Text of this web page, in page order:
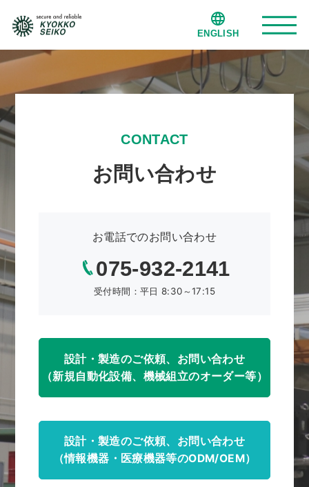
ENGLISH
旭光精工について
納入・製造実績
採用情報 / 社員紹介
サイトマップ
CONTACT
お問い合わせ
お電話でのお問い合わせ
075-932-2141
受付時間：平日 8:30～17:15
設計・製造のご依頼、お問い合わせ
（新規自動化設備、機械組立のオーダー等）
設計・製造のご依頼、お問い合わせ
（情報機器・医療機器等のODM/OEM）